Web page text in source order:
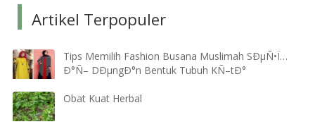
Artikel Terpopuler
Tips Memilih Fashion Busana Muslimah SÐµÑ•Ï…
Ð°Ñ– DÐµngÐ°n Bentuk Tubuh KÑ–tÐ°
Obat Kuat Herbal